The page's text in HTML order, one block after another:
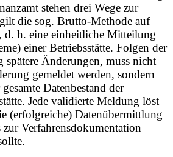
stehen drei Wege zur
die sog. Brutto-Methode auf
d. h. eine einheitliche Mitteilung
einer Betriebsstätte. Folgen der
spätere Änderungen, muss nicht
gemeldet werden, sondern
Datenbestand der
Jede validierte Meldung löst
(erfolgreiche) Datenübermittlung
Verfahrensdokumentation